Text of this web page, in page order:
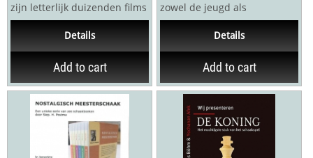
zijn letterlijk duizenden films
waarin ons geliefde
schaakspel...Details
Add to cart
zowel de jeugd als
volwassenen, leert de lezer
(en doener!) op een...
Details
Add to cart